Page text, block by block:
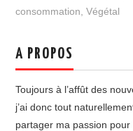
consommation ,Végétal
A PROPOS
Toujours à l’affût des
j’ai donc tout
partager ma passion